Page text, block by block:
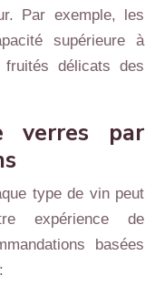
Par exemple, les
supérieure à
délicats des
verres par
type de vin peut
expérience de
basées